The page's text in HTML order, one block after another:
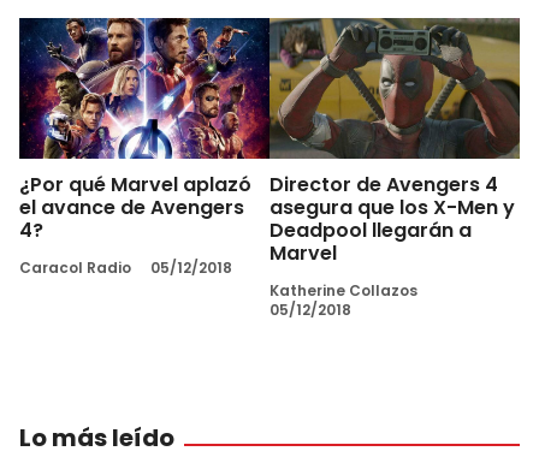
¿Por qué Marvel aplazó
el avance de Avengers
4?
Caracol Radio 05/12/2018
Director de Avengers 4
asegura que los X-Men y
Deadpool llegarán a
Marvel
Katherine Collazos
05/12/2018
Lo más leído